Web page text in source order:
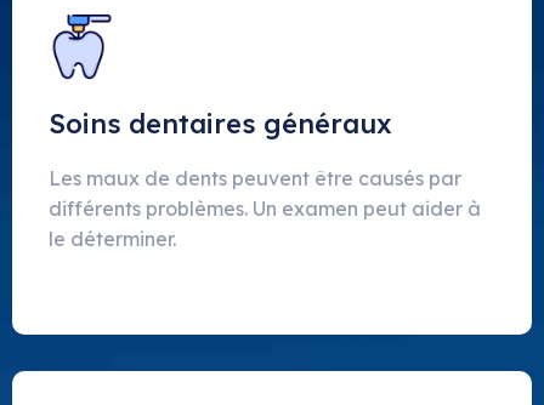
Soins dentaires généraux
Les maux de dents peuvent être causés par
différents problèmes. Un examen peut aider à
le déterminer.